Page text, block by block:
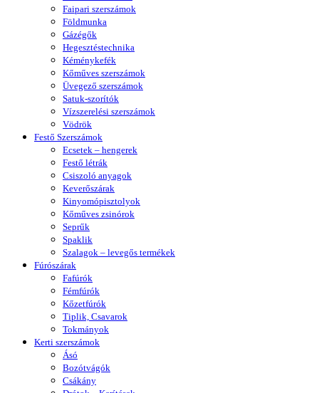
Faipari szerszámok
Földmunka
Gázégők
Hegesztéstechnika
Kéménykefék
Kőműves szerszámok
Üvegező szerszámok
Satuk-szorítók
Vízszerelési szerszámok
Vödrök
Festő Szerszámok
Ecsetek – hengerek
Festő létrák
Csiszoló anyagok
Keverőszárak
Kinyomópisztolyok
Kőműves zsinórok
Seprűk
Spaklik
Szalagok – levegős termékek
Fúrószárak
Fafúrók
Fémfúrók
Kőzetfúrók
Tiplik, Csavarok
Tokmányok
Kerti szerszámok
Ásó
Bozótvágók
Csákány